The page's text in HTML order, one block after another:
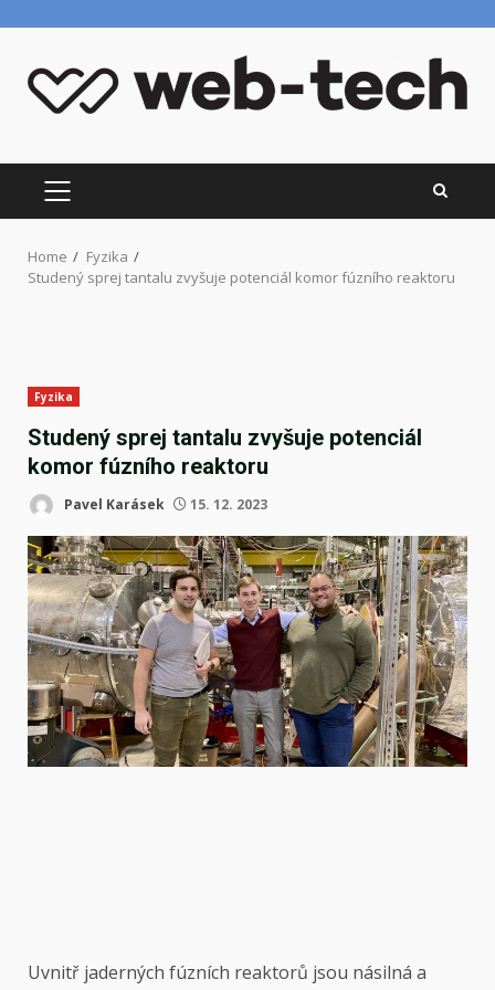
content
PRIMARY
MENU
Home
Fyzika
Studený sprej tantalu zvyšuje potenciál komor fúzního reaktoru
Fyzika
Studený sprej tantalu zvyšuje potenciál
komor fúzního reaktoru
Pavel Karásek 15. 12. 2023
Uvnitř jaderných fúzních reaktorů jsou násilná a